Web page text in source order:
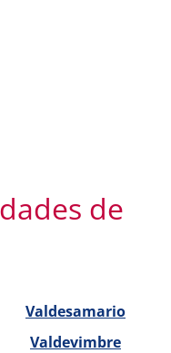
de
Valdesamario
Valdevimbre